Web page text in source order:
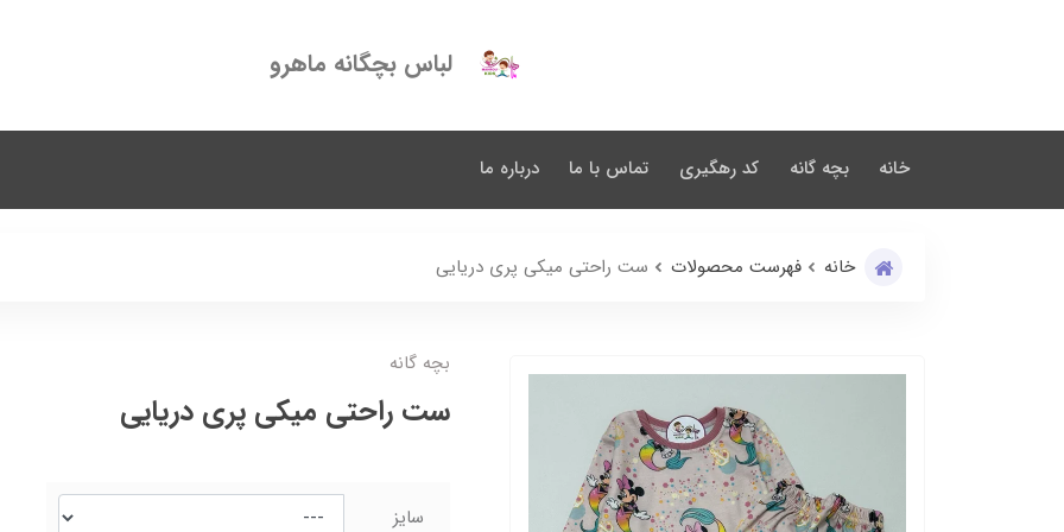
لباس بچگانه ماهرو
خانه بچه گانه کد رهگیری تماس با ما درباره ما
خانه فهرست محصولات ست راحتی میکی پری دریایی
بچه گانه
ست راحتی میکی پری دریایی
سایز